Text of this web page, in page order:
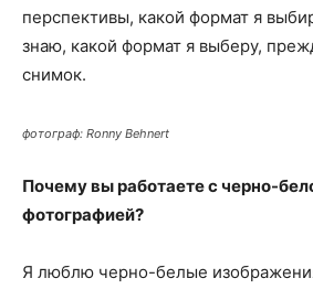
перспективы, какой формат я
знаю, какой формат я выберу,
снимок.
фотограф: Ronny Behnert
Почему вы работаете с черно-
фотографией?
Я люблю черно-белые